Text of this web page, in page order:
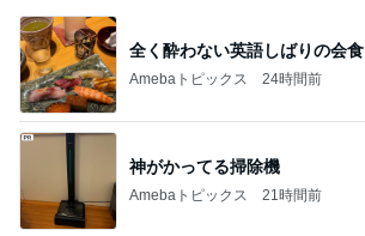
全く酔わない英語しばりの会食
Amebaトピックス 24時間前
神がかってる掃除機
Amebaトピックス 21時間前